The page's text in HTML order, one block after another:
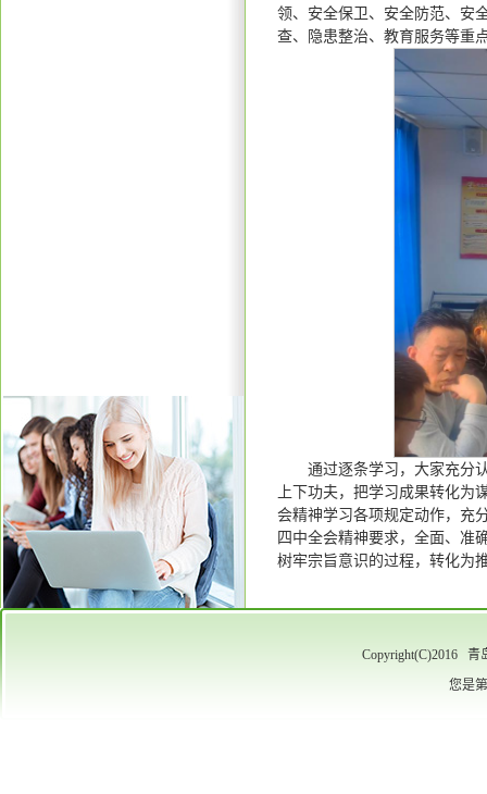
领、安全保卫、安全防范、安
查、隐患整治、教育服务等重
通过逐条学习，大家充分
上下功夫，把学习成果转化
会精神学习各项规定动作，充
四中全会精神要求，全面、准
树牢宗旨意识的过程，转化为
Copyright(C)2016
您是